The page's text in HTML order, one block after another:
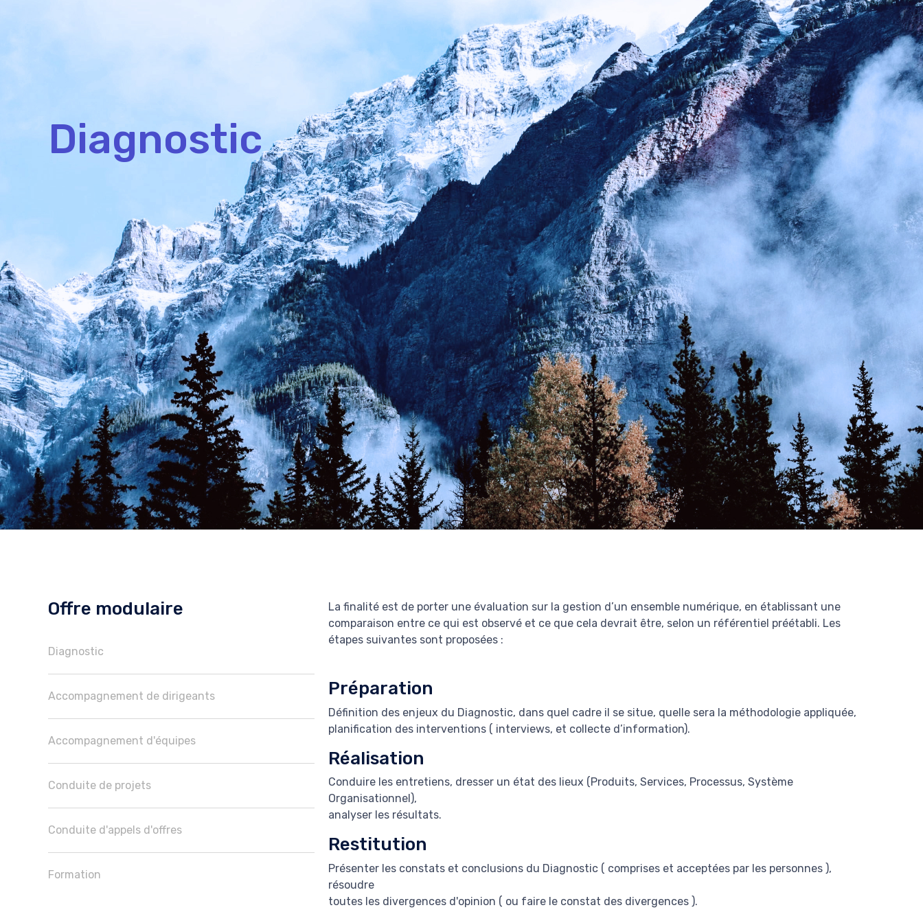
Diagnostic
Offre modulaire
Diagnostic
Accompagnement de dirigeants
Accompagnement d'équipes
Conduite de projets
Conduite d'appels d'offres
Formation
La finalité est de porter une évaluation sur la gestion d’un ensemble numérique, en établissant une
comparaison entre ce qui est observé et ce que cela devrait être, selon un référentiel préétabli. Les
étapes suivantes sont proposées :
Préparation
Définition des enjeux du Diagnostic, dans quel cadre il se situe, quelle sera la méthodologie appliquée,
planification des interventions ( interviews, et collecte d’information).
Réalisation
Conduire les entretiens, dresser un état des lieux (Produits, Services, Processus, Système
Organisationnel),
analyser les résultats.
Restitution
Présenter les constats et conclusions du Diagnostic ( comprises et acceptées par les personnes ),
résoudre
toutes les divergences d'opinion ( ou faire le constat des divergences ).